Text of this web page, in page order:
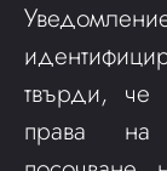
твърди, че
права на